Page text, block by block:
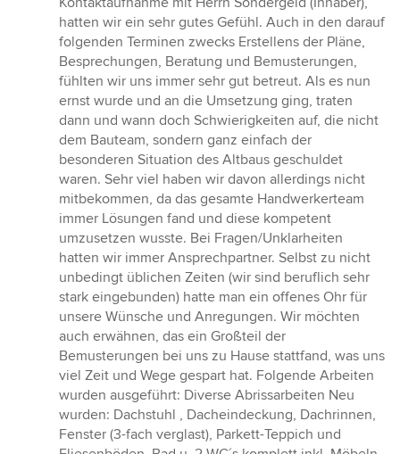
hatten wir ein sehr gutes Gefühl. Auch in den darauf
folgenden Terminen zwecks Erstellens der Pläne,
Besprechungen, Beratung und Bemusterungen,
fühlten wir uns immer sehr gut betreut. Als es nun
ernst wurde und an die Umsetzung ging, traten
dann und wann doch Schwierigkeiten auf, die nicht
dem Bauteam, sondern ganz einfach der
besonderen Situation des Altbaus geschuldet
waren. Sehr viel haben wir davon allerdings nicht
mitbekommen, da das gesamte Handwerkerteam
immer Lösungen fand und diese kompetent
umzusetzen wusste. Bei Fragen/Unklarheiten
hatten wir immer Ansprechpartner. Selbst zu nicht
unbedingt üblichen Zeiten (wir sind beruflich sehr
stark eingebunden) hatte man ein offenes Ohr für
unsere Wünsche und Anregungen. Wir möchten
auch erwähnen, das ein Großteil der
Bemusterungen bei uns zu Hause stattfand, was uns
viel Zeit und Wege gespart hat. Folgende Arbeiten
wurden ausgeführt: Diverse Abrissarbeiten Neu
wurden: Dachstuhl , Dacheindeckung, Dachrinnen,
Fenster (3-fach verglast), Parkett-Teppich und